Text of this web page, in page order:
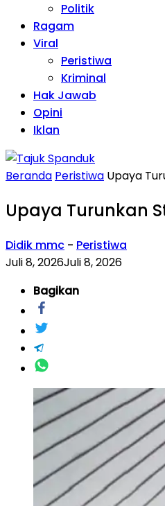
Politik
Ragam
Viral
Peristiwa
Kriminal
Hak Jawab
Opini
Iklan
Beranda Peristiwa Upaya
Upaya Turunkan
Didik mmc - Peristiwa
Juli 8, 2026Juli 8, 2026
Bagikan